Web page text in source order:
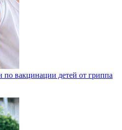
вакцинации детей от гриппа